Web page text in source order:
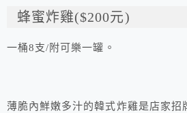
蜂蜜炸雞($200元)
一桶8支/附可樂一罐。
薄脆內鮮嫩多汁的韓式炸雞是店家招